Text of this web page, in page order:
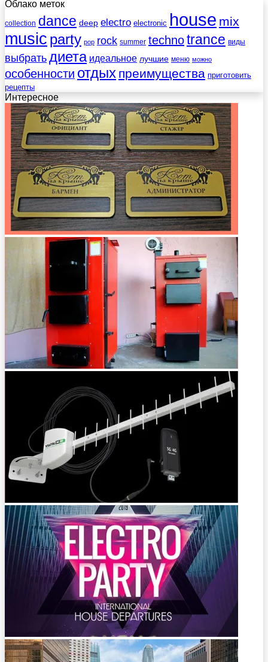
Облако меток
collection dance deep electro electronic house mix
music party pop rock summer technotrance виды
выбратьдиета идеальное лучшие меню можно
особенности отдых преимущества приготовить
рецепты
Интересное